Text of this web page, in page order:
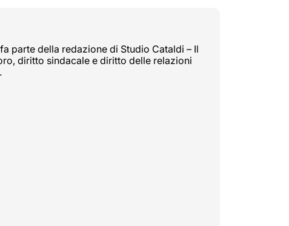
parte della redazione di Studio Cataldi – Il
diritto sindacale e diritto delle relazioni